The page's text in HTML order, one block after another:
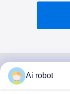
Ai robot